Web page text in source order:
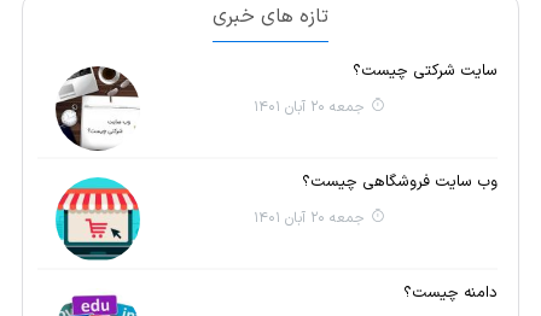
تازه های خبری
سایت شرکتی چیست؟
جمعه 20 آبان 1401
وب سایت فروشگاهی چیست؟
جمعه 20 آبان 1401
دامنه چیست؟